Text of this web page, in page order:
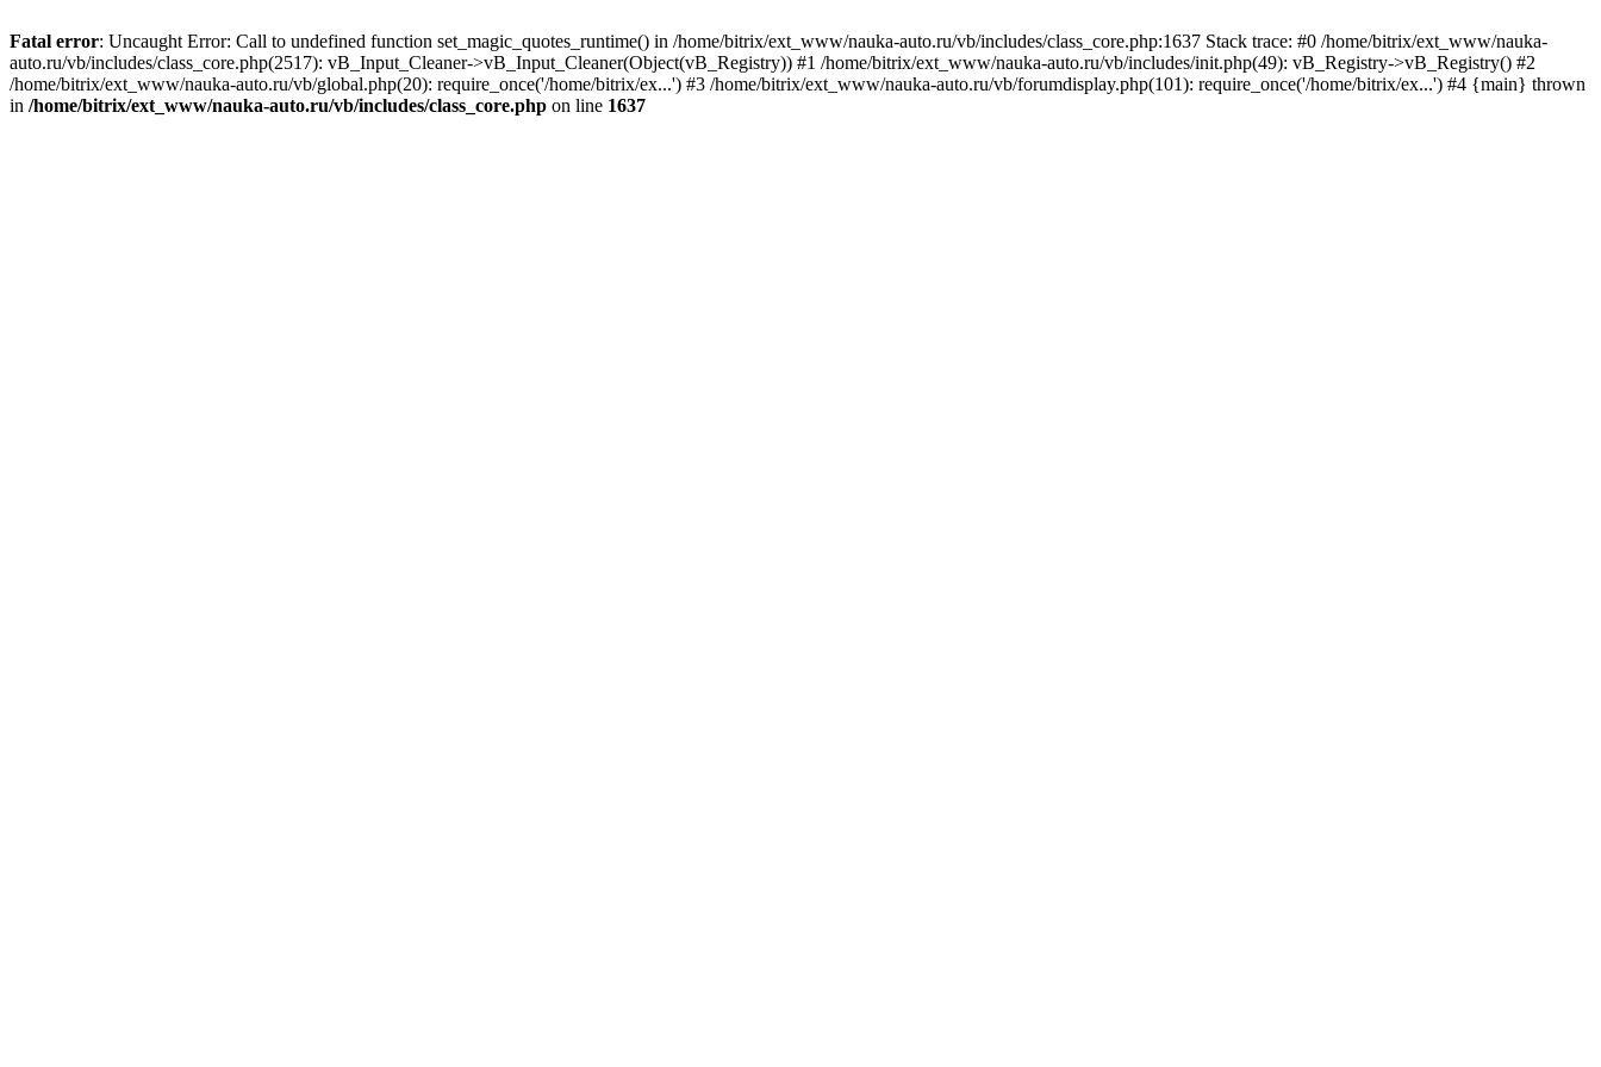
Fatal error: Uncaught Error: Call to undefined function set_magic_quotes_runtime() in /home/bitrix/ext_www/nauka-auto.ru/vb/includes/class_core.php:1637 Stack trace: #0 /home/bitrix/ext_www/nauka-
auto.ru/vb/includes/class_core.php(2517): vB_Input_Cleaner->vB_Input_Cleaner(Object(vB_Registry)) #1 /home/bitrix/ext_www/nauka-auto.ru/vb/includes/init.php(49): vB_Registry->vB_Registry() #2
/home/bitrix/ext_www/nauka-auto.ru/vb/global.php(20): require_once('/home/bitrix/ex...') #3 /home/bitrix/ext_www/nauka-auto.ru/vb/forumdisplay.php(101): require_once('/home/bitrix/ex...') #4 {main} thrown
in /home/bitrix/ext_www/nauka-auto.ru/vb/includes/class_core.php on line 1637